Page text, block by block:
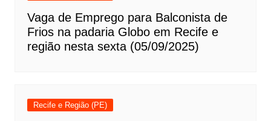
Vaga de Emprego para Balconista de
Frios na padaria Globo em Recife e
região nesta sexta (05/09/2025)
Recife e Região (PE)